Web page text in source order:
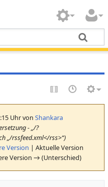
Uhr vonShankara
- „/?
„/rssfeed.xml</rss>“)
Version | Aktuelle Version
Version → (Unterschied)